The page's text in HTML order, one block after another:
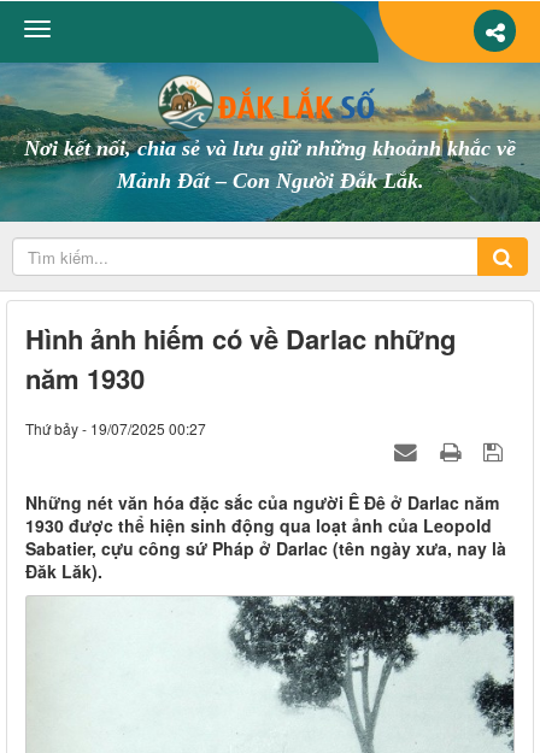
Nơi kết nối, chia sẻ và lưu giữ những khoảnh khắc về
Mảnh Đất – Con Người Đắk Lắk.
Hình ảnh hiếm có về Darlac những
năm 1930
Thứ bảy - 19/07/2025 00:27
Những nét văn hóa đặc sắc của người Ê Đê ở Darlac năm
1930 được thể hiện sinh động qua loạt ảnh của Leopold
Sabatier, cựu công sứ Pháp ở Darlac (tên ngày xưa, nay là
Đăk Lăk).